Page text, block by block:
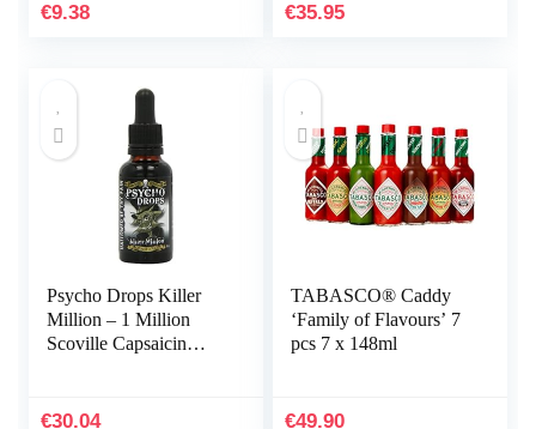
€9.38 €35.95
Psycho Drops Killer
Million – 1 Million
Scoville Capsaicin
€30.04
TABASCO® Caddy
‘Family of Flavours’ 7
pcs 7 x 148ml
€49.90